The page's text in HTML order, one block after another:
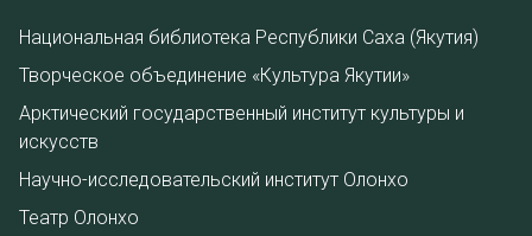
Национальная библиотека Республики Саха (Якутия)
Творческое объединение «Культура Якутии»
Арктический государственный институт культуры и
искусств
Научно-исследовательский институт Олонхо
Театр Олонхо